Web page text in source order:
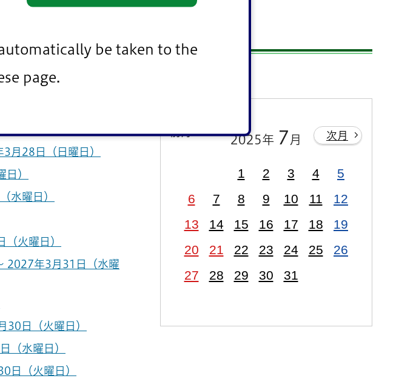
be taken to the
page.
木）のイベント
前月
2025年 7 月 次月
1 2 3 4
5
6
7 8 9 10 11
12
13
14 15 16 17 18
19
20
21 22 23 24 25
26
27
28 29 30 31
31日（水曜日）
日）
月28日（日曜日）
）
水曜日）
火曜日）
2027年3月31日（水曜
日（火曜日）
（水曜日）
日（火曜日）